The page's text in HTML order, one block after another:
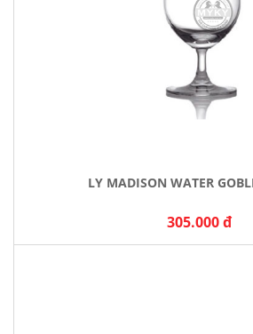
LY MADISON WATER
305.000 đ